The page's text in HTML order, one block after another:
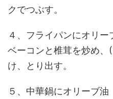
クでつぶす。
４、フライパンにオリー
ベーコンと椎茸を炒め、
け、とり出す。
５、中華鍋にオリーブ油